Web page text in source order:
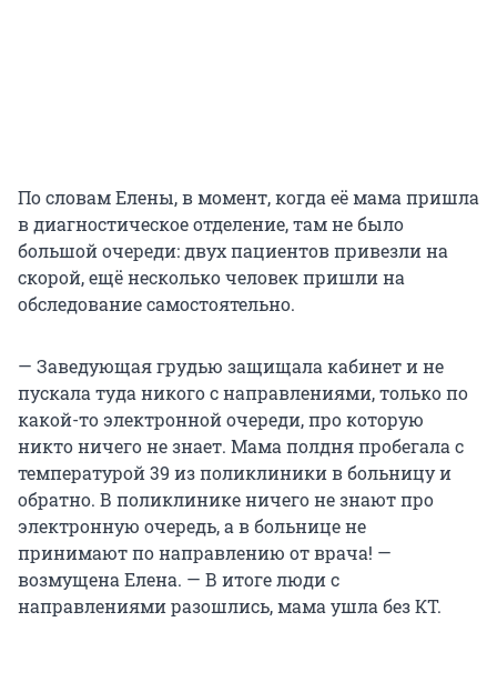
По словам Елены, в момент, когда её мама пришла
в диагностическое отделение, там не было
большой очереди: двух пациентов привезли на
скорой, ещё несколько человек пришли на
обследование самостоятельно.
— Заведующая грудью защищала кабинет и не
пускала туда никого с направлениями, только по
какой-то электронной очереди, про которую
никто ничего не знает. Мама полдня пробегала с
температурой 39 из поликлиники в больницу и
обратно. В поликлинике ничего не знают про
электронную очередь, а в больнице не
принимают по направлению от врача! —
возмущена Елена. — В итоге люди с
направлениями разошлись, мама ушла без КТ.